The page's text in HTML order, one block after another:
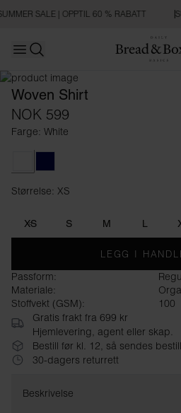
SALE | OPPTIL 60 % RABATT
Open main menu
Woven Shirt
NOK 599
Farge: White
Størrelse: XS
XS S M L
LEGG I
Passform:
Materiale:
Stoffvekt (GSM):
100
Gratis frakt fra 699 kr
Hjemlevering, agent eller skap.
Bestill før kl. 12, så sendes
30-dagers returrett
Beskrivelse